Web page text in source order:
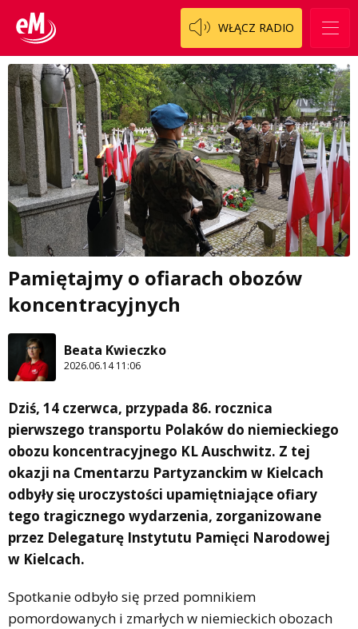
WŁĄCZ RADIO
Pamiętajmy o ofiarach obozów
koncentracyjnych
Beata Kwieczko
2026.06.14 11:06
Dziś, 14 czerwca, przypada 86. rocznica
pierwszego transportu Polaków do niemieckiego
obozu koncentracyjnego KL Auschwitz. Z tej
okazji na Cmentarzu Partyzanckim w Kielcach
odbyły się uroczystości upamiętniające ofiary
tego tragicznego wydarzenia, zorganizowane
przez Delegaturę Instytutu Pamięci Narodowej
w Kielcach.
Spotkanie odbyło się przed pomnikiem
pomordowanych i zmarłych w niemieckich obozach